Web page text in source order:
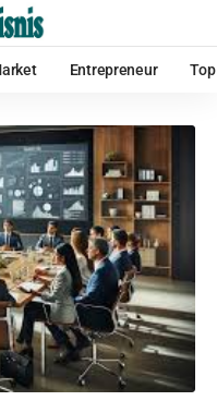
Entrepreneur